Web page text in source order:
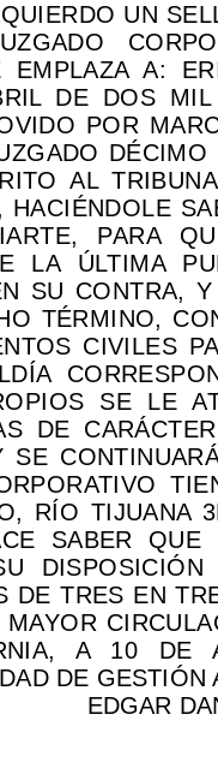
UN
EMPLAZA A:
DE DOS
POR
AL
PARA
LA ÚLTIMA
SU CONTRA,
TÉRMINO,
CIVILES
SE LE
DE
SE
RÍO TIJUANA
SABER QUE
DE TRES EN
A 10 DE
DE
EDGAR